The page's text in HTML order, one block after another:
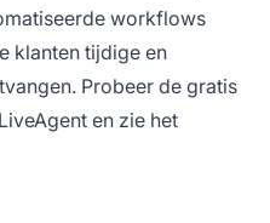
workflows
klanten tijdige en
Probeer de gratis
en zie het